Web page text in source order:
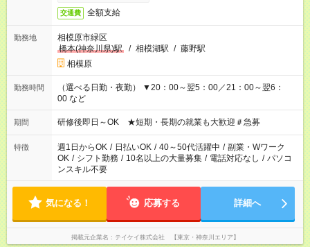
交通費 全額支給
勤務地
相模原市緑区
橋本(神奈川県)駅
/ 相模湖駅 / 藤野駅
相模原
勤務時間
（選べる日勤・夜勤） ▼20：00～翌5：00／21：00～翌6：
00 など
期間 研修後即日～OK ★短期・長期の就業も大歓迎＃急募
特徴 週1日からOK / 日払いOK / 40～50代活躍中 / 副業・Wワーク
OK / シフト勤務 / 10名以上の大量募集 / 電話対応なし / パソコ
ンスキル不要
気になる！ 応募する 詳細へ
掲載元企業名 テイケイ株式会社 【東京・神奈川エリア】